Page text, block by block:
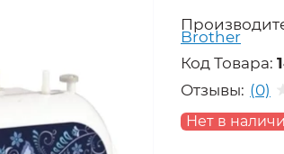
Brother
Код Товара:
Отзывы: (0)
Нет в